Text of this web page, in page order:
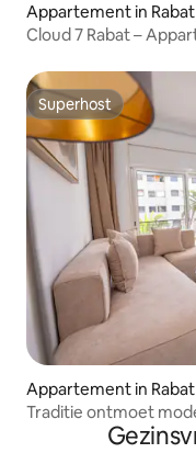
Appartement in Rabat
Cloud 7 Rabat –
Superhost
Superhost
Appartement in Rabat
Traditie ontmoet